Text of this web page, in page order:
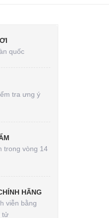
quốc
tra ưng ý
trong vòng 14
HÃNG
viễn bằng
tử